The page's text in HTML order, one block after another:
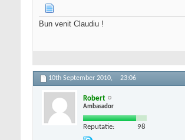
Bun venit Claudiu !
10th September 2010, 23:06
Robert
Ambasador
Reputatie: 98